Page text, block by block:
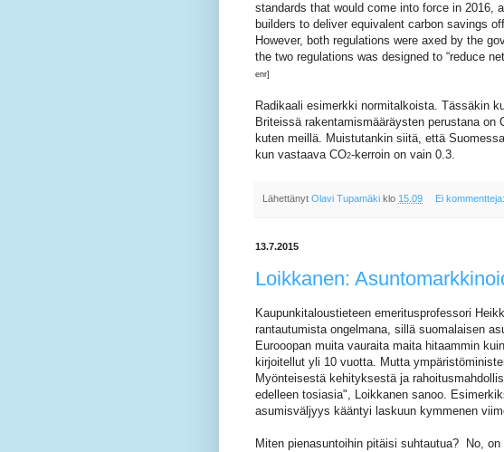
standards that would come into force in 2016,
builders to deliver equivalent carbon savings
However, both regulations were axed by the
the two regulations was designed to “reduce
enr]
Radikaali esimerkki normitalkoista. Tässäkin
Briteissä rakentamismääräysten perustana on
kuten meillä. Muistutankin siitä, että
kun vastaava CO2-kerroin on vain 0.3.
Lähettänyt Olavi Tupamäki klo 15.09 Ei kommentteja:
13.7.2015
Loikkanen:
Kaupunkitaloustieteen emeritusprofessori
rantautumista ongelmana, sillä suomalaisen
Eurooopan muita vauraita maita hitaammin
kirjoitellut yli 10 vuotta. Mutta
Myönteisestä kehityksestä ja
edelleen tosiasia", Loikkanen sanoo.
asumisväljyys kääntyi laskuun kymmenen
Miten pienasuntoihin pitäisi suhtautua? No,